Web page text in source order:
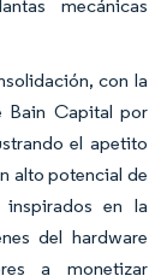
mecánicas
con la
Bain Capital por
el apetito
alto potencial de
en la
del hardware
a monetizar